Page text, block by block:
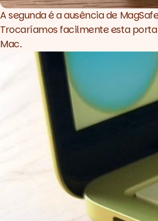
A segunda é a ausência de
Trocaríamos facilmente esta porta
Mac.